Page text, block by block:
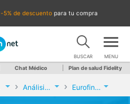
-5% de descuento para tu compra
BUSCAR MENU
Chat Médico Plan de salud Fidelity
Análisis de progesterona Eurofins Análisis Clínicos CM Malbuger